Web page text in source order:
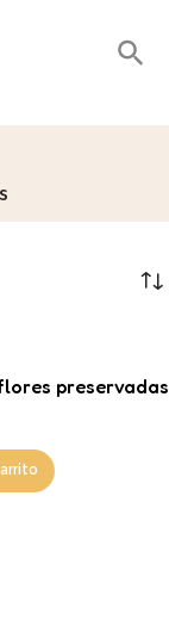
preservadas
amor flore